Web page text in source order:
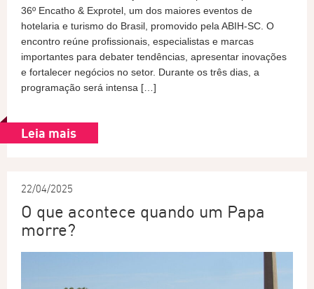
36º Encatho & Exprotel, um dos maiores eventos de
hotelaria e turismo do Brasil, promovido pela ABIH-SC. O
encontro reúne profissionais, especialistas e marcas
importantes para debater tendências, apresentar inovações
e fortalecer negócios no setor. Durante os três dias, a
programação será intensa […]
Leia mais
22/04/2025
O que acontece quando um Papa
morre?